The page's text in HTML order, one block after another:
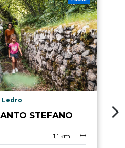
Ledro
STEFANO
1,1 km